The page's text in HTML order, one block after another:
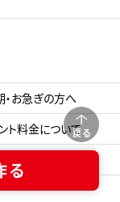
戻る
る
・お急ぎの方へ
ト料金について
払い方法・送料